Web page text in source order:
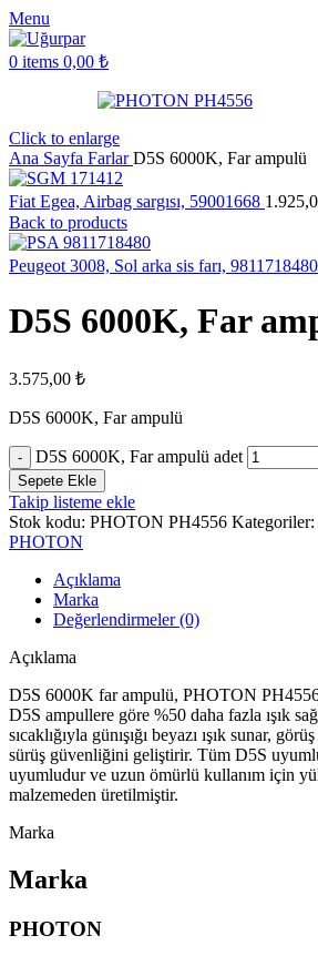
Menu
0 items 0,00 ₺
Click to enlarge
Ana Sayfa FarlarD5S 6000K, Far ampulü
Fiat Egea, Airbag sargısı, 59001668
Back to products
Peugeot 3008, Sol arka sis farı, 9811718480
D5S 6000K, Far
3.575,00 ₺
D5S 6000K, Far ampulü
D5S 6000K, Far ampulü adet
Sepete Ekle
Takip listeme ekle
Stok kodu: PHOTON PH4556 Kategoriler:
PHOTON
Açıklama
Marka
Değerlendirmeler (0)
Açıklama
D5S 6000K far ampulü, PHOTON
D5S ampullere göre %50 daha fazla ışık
sıcaklığıyla günışığı beyazı ışık sunar,
sürüş güvenliğini geliştirir. Tüm D5S
uyumludur ve uzun ömürlü kullanım için
malzemeden üretilmiştir.
Marka
Marka
PHOTON